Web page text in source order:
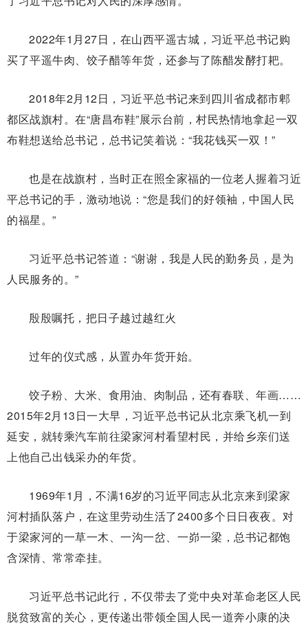
2022年1月27日，在山西平遥古城，习近平总书记购
买了平遥牛肉、饺子醋等年货，还参与了陈醋发酵打耙。
2018年2月12日，习近平总书记来到四川省成都市郫
都区战旗村。在“唐昌布鞋”展示台前，村民热情地拿起一双
布鞋想送给总书记，总书记笑着说：“我花钱买一双！”
也是在战旗村，当时正在照全家福的一位老人握着习近
平总书记的手，激动地说：“您是我们的好领袖，中国人民
的福星。”
习近平总书记答道：“谢谢，我是人民的勤务员，是为
人民服务的。”
殷殷嘱托，把日子越过越红火
过年的仪式感，从置办年货开始。
饺子粉、大米、食用油、肉制品，还有春联、年画……
2015年2月13日一大早，习近平总书记从北京乘飞机一到
延安，就转乘汽车前往梁家河村看望村民，并给乡亲们送
上他自己出钱采办的年货。
1969年1月，不满16岁的习近平同志从北京来到梁家
河村插队落户，在这里劳动生活了2400多个日日夜夜。对
于梁家河的一草一木、一沟一岔、一峁一梁，总书记都饱
含深情、常常牵挂。
习近平总书记此行，不仅带去了党中央对革命老区人民
脱贫致富的关心，更传递出带领全国人民一道奔小康的决